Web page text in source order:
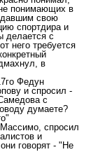
не понимающих в
свою
спортдира и
делается с
него требуется
в
Федун
и спросил -
с
думаете?
спросил
и
говорят - "Не